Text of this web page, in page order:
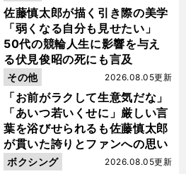
佐藤慎太郎が描く引き際の美学
「弱くなる自分も見せたい」
50代の競輪人生に影響を与え
る伏見俊昭の死にも言及
「お前がラクして生意気だな」
「あいつ若いくせに」厳しい言
葉を浴びせられるも佐藤慎太郎
が貫いた誇りとファンへの思い
2026.08.05更新
その他
2026.08.05更新
ボクシング